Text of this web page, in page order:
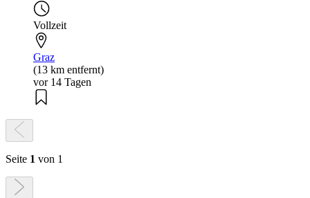
Vollzeit
Graz
(13 km entfernt)
vor 14 Tagen
Seite 1 von 1